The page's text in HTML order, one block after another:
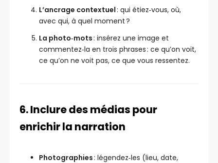
L’ancrage contextuel: qui étiez‑vous, où,
avec qui, à quel moment ?
La photo‑mots: insérez une image et
commentez‑la en trois phrases : ce qu’on voit,
ce qu’on ne voit pas, ce que vous ressentez.
6. Inclure des médias pour
enrichir la narration
Photographies: légendez‑les (lieu, date,